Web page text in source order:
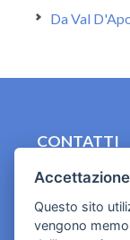
Da Val
CONTATTI
Cookies e
Questo sito
vengono